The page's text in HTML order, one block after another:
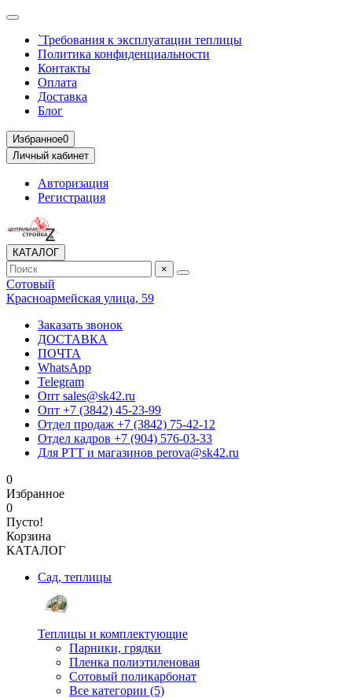
`Требования к эксплуатации теплицы
Политика конфиденциальности
Контакты
Оплата
Доставка
Блог
Избранное0
Личный кабинет
Авторизация
Регистрация
КАТАЛОГ
×
Сотовый
Красноармейская улица, 59
Заказать звонок
ДОСТАВКА
ПОЧТА
WhatsApp
Telegram
Опт sales@sk42.ru
Опт +7 (3842) 45-23-99
Отдел продаж +7 (3842) 75-42-12
Отдел кадров +7 (904) 576-03-33
Для РТТ и магазинов perova@sk42.ru
0
Избранное
0
Пусто!
Корзина
КАТАЛОГ
Сад, теплицы
Теплицы и комплектующие
Парники, грядки
Пленка полиэтиленовая
Сотовый поликарбонат
Все категории (5)